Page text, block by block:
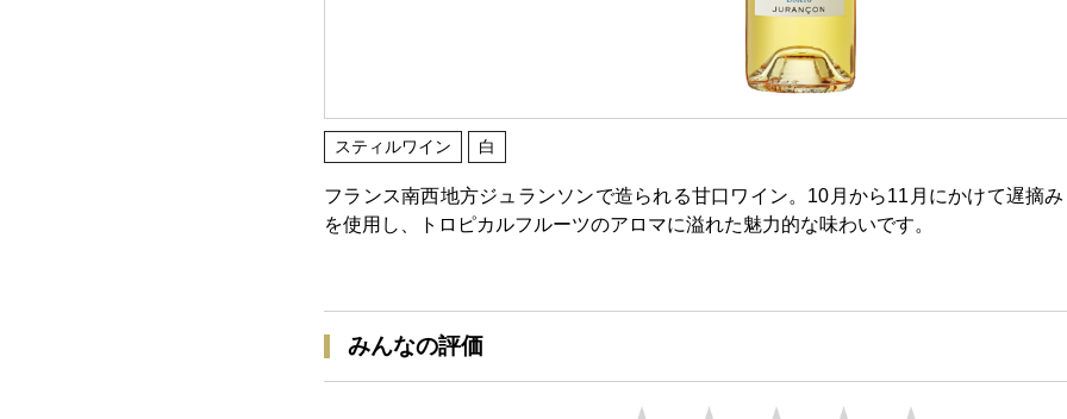
スティルワイン 白
フランス南西地方ジュランソンで造られる甘口ワイン。10月から11月にかけて遅摘
を使用し、トロピカルフルーツのアロマに溢れた魅力的な味わいです。
みんなの評価